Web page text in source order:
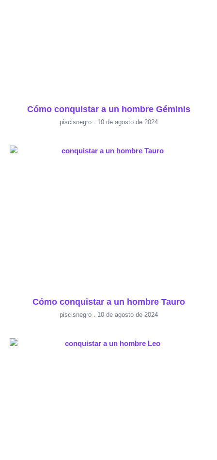
Cómo conquistar a un hombre Géminis
piscisnegro 10 de agosto de 2024
Cómo conquistar a un hombre Tauro
piscisnegro 10 de agosto de 2024